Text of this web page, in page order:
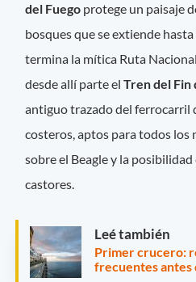
del Fuego protege un paisaje
bosques que se extiende
termina la mítica Ruta
desde allí parte elTren del Fin
antiguo trazado del ferrocarril
costeros, aptos para todos los
sobre el Beagle y la
castores.
Leé también
Primer crucero:
frecuentes antes